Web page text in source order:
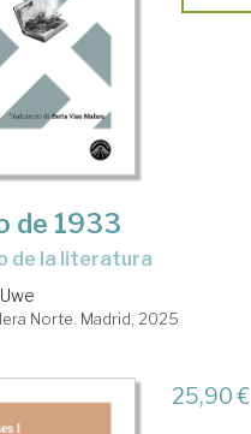
de 1933
de la literatura
Norte. Madrid, 2025
25,90 €